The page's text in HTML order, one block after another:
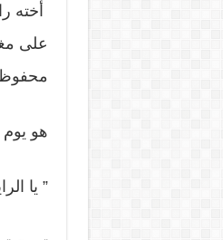
أخته
على
هو
” يا